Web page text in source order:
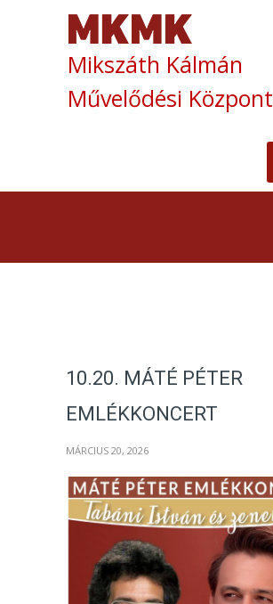
Mikszáth Kálmán
Művelődési Központ
10.20. MÁTÉ PÉTER
EMLÉKKONCERT
MÁRCIUS 20, 2026